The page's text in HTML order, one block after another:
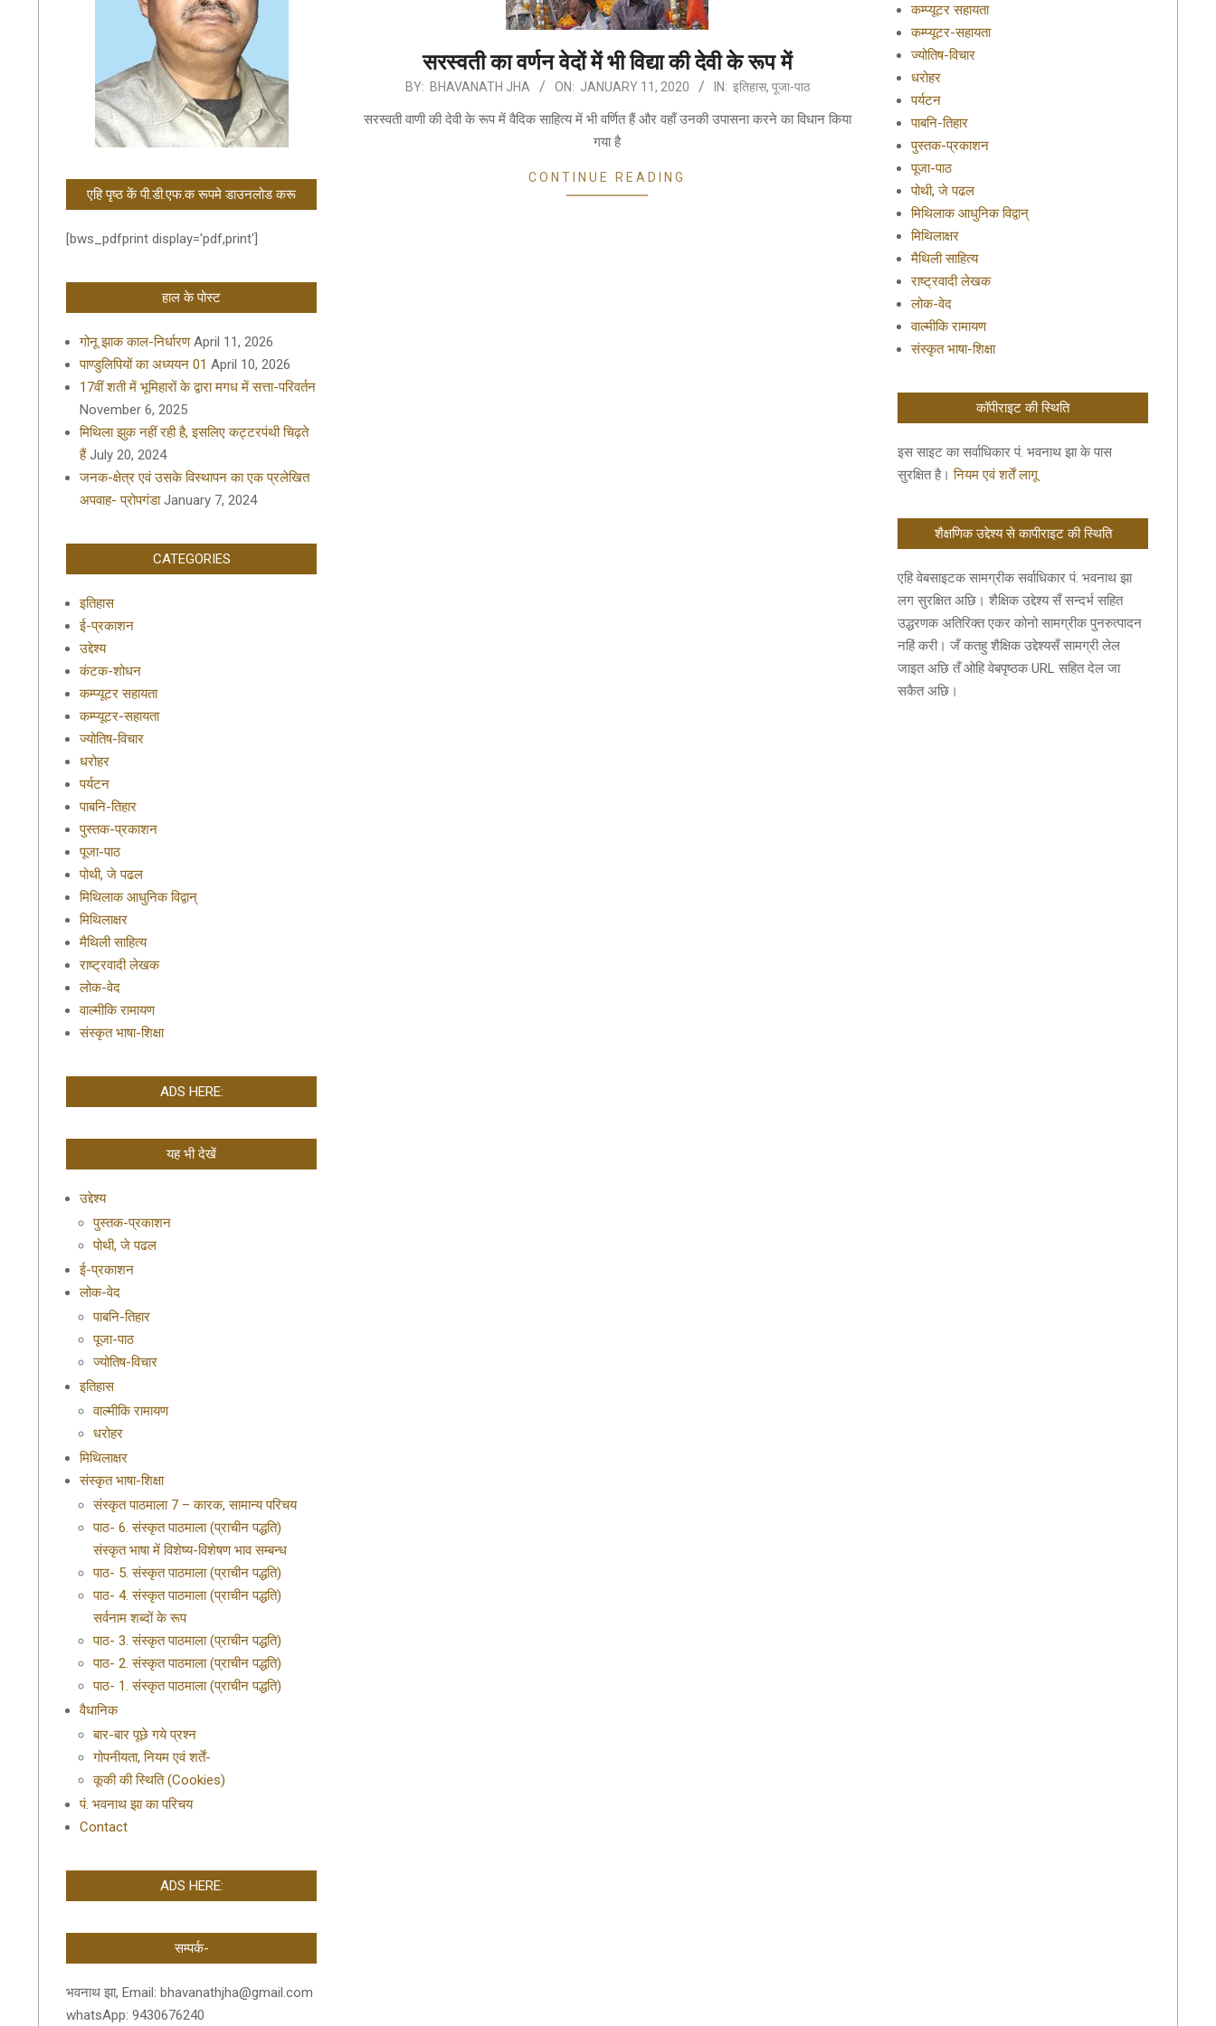
सरस्वती का वर्णन वेदों में भी विद्या की देवी के रूप में
BY: BHAVANATH JHA ON: JANUARY 11, 2020 IN: इतिहास, पूजा-पाठ
सरस्वती वाणी की देवी के रूप में वैदिक साहित्य में भी वर्णित हैं और वहाँ उनकी उपासना करने का विधान किया
गया है
CONTINUE READING
एहि पृष्ठ कें पी.डी.एफ.क रूपमे डाउनलोड करू
[bws_pdfprint display='pdf,print']
हाल के पोस्ट
गोनू झाक काल-निर्धारण April 11, 2026
पाण्डुलिपियों का अध्ययन 01 April 10, 2026
17वीं शती में भूमिहारों के द्वारा मगध में सत्ता-परिवर्तन
November 6, 2025
मिथिला झुक नहीं रही है, इसलिए कट्टरपंथी चिढ़ते
हैं July 20, 2024
जनक-क्षेत्र एवं उसके विस्थापन का एक प्रलेखित
अपवाह- प्रोपगंडा January 7, 2024
CATEGORIES
इतिहास
ई-प्रकाशन
उद्देश्य
कंटक-शोधन
कम्प्यूटर सहायता
कम्प्यूटर-सहायता
ज्योतिष-विचार
धरोहर
पर्यटन
पाबनि-तिहार
पुस्तक-प्रकाशन
पूजा-पाठ
पोथी, जे पढल
मिथिलाक आधुनिक विद्वान्
मिथिलाक्षर
मैथिली साहित्य
राष्ट्रवादी लेखक
लोक-वेद
वाल्मीकि रामायण
संस्कृत भाषा-शिक्षा
ADS HERE:
यह भी देखें
उद्देश्य
पुस्तक-प्रकाशन
पोथी, जे पढल
ई-प्रकाशन
लोक-वेद
पाबनि-तिहार
पूजा-पाठ
ज्योतिष-विचार
इतिहास
वाल्मीकि रामायण
धरोहर
मिथिलाक्षर
संस्कृत भाषा-शिक्षा
संस्कृत पाठमाला 7 – कारक, सामान्य परिचय
पाठ- 6. संस्कृत पाठमाला (प्राचीन पद्धति)
संस्कृत भाषा में विशेष्य-विशेषण भाव सम्बन्ध
पाठ- 5. संस्कृत पाठमाला (प्राचीन पद्धति)
पाठ- 4. संस्कृत पाठमाला (प्राचीन पद्धति)
सर्वनाम शब्दों के रूप
पाठ- 3. संस्कृत पाठमाला (प्राचीन पद्धति)
पाठ- 2. संस्कृत पाठमाला (प्राचीन पद्धति)
पाठ- 1. संस्कृत पाठमाला (प्राचीन पद्धति)
वैधानिक
बार-बार पूछे गये प्रश्न
गोपनीयता, नियम एवं शर्तें-
कूकी की स्थिति (Cookies)
पं. भवनाथ झा का परिचय
Contact
ADS HERE:
सम्पर्क-
भवनाथ झा, Email: bhavanathjha@gmail.com
whatsApp: 9430676240
कम्प्यूटर सहायता
कम्प्यूटर-सहायता
ज्योतिष-विचार
धरोहर
पर्यटन
पाबनि-तिहार
पुस्तक-प्रकाशन
पूजा-पाठ
पोथी, जे पढल
मिथिलाक आधुनिक विद्वान्
मिथिलाक्षर
मैथिली साहित्य
राष्ट्रवादी लेखक
लोक-वेद
वाल्मीकि रामायण
संस्कृत भाषा-शिक्षा
कॉपीराइट की स्थिति
इस साइट का सर्वाधिकार पं. भवनाथ झा के पास
सुरक्षित है।नियम एवं शर्तें लागू
शैक्षणिक उद्देश्य से कापीराइट की स्थिति
एहि वेबसाइटक सामग्रीक सर्वाधिकार पं. भवनाथ झा
लग सुरक्षित अछि। शैक्षिक उद्देश्य सँ सन्दर्भ सहित
उद्धरणक अतिरिक्त एकर कोनो सामग्रीक पुनरुत्पादन
नहिं करी। जँ कतहु शैक्षिक उद्देश्यसँ सामग्री लेल
जाइत अछि तँ ओहि वेबपृष्ठक URL सहित देल जा
सकैत अछि।